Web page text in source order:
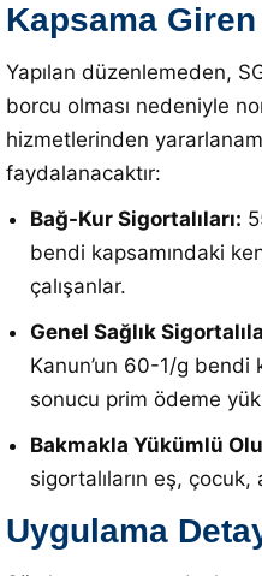
Kapsama
Yapılan düzenlemeden,
borcu olması nedeniyle
hizmetlerinden
faydalanacaktır:
Bağ-Kur Sigortalıları:
bendi kapsamındaki
çalışanlar.
Genel Sağlık
Kanun’un 60-1/g bendi
sonucu prim ödeme
Bakmakla Yükümlü
sigortalıların eş, çocuk,
Uygulama